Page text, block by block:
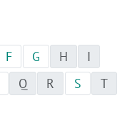
F G H
I
Q R S
T